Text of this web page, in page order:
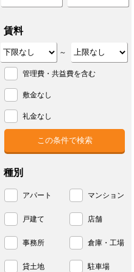
賃料
～
管理費・共益費を含む
敷金なし
礼金なし
種別
アパート マンション
戸建て 店舗
事務所 倉庫・工場
貸土地 駐車場